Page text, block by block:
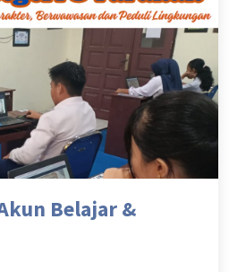
Belajar &